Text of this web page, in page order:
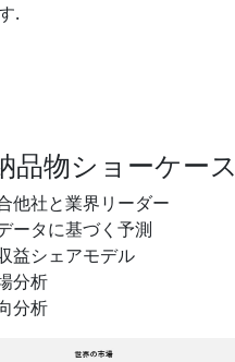
.
品物ショーケース
他社と業界リーダー
ータに基づく予測
益シェアモデル
分析
分析